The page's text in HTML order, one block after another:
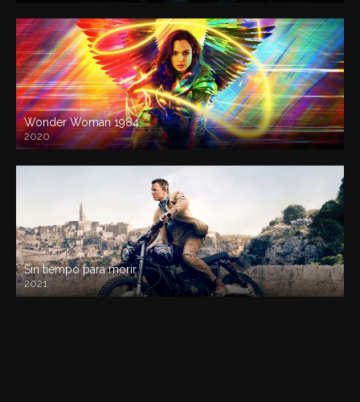
Wonder Woman 1984
2020
Sin tiempo para morir
2021